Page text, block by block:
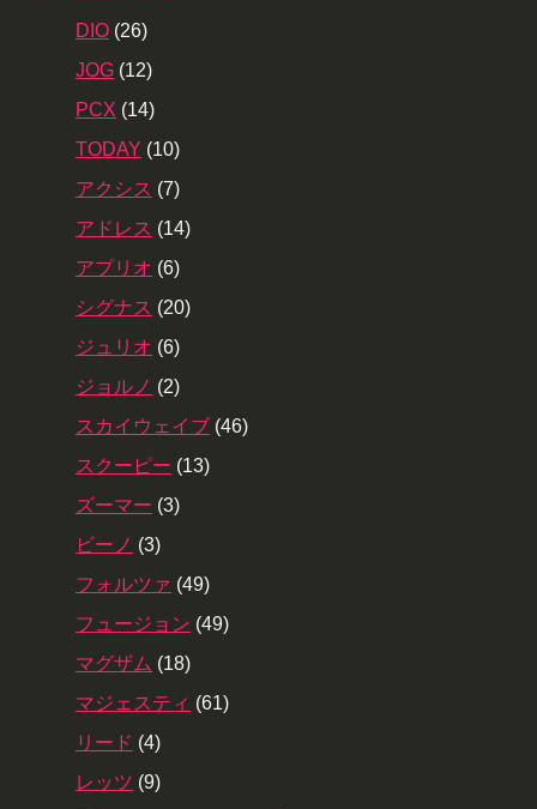
DIO (26)
JOG (12)
PCX (14)
TODAY (10)
アクシス (7)
アドレス (14)
アプリオ (6)
シグナス (20)
ジュリオ (6)
ジョルノ (2)
スカイウェイブ (46)
スクーピー (13)
ズーマー (3)
ビーノ (3)
フォルツァ (49)
フュージョン (49)
マグザム (18)
マジェスティ (61)
リード (4)
レッツ (9)